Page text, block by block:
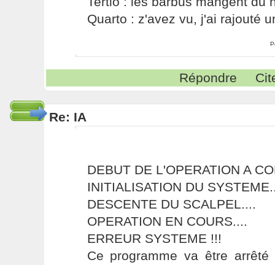
Quarto : z'avez vu, j'ai rajouté
Répondre
Re: IA
DEBUT DE L'OPERATION A
INITIALISATION DU
DESCENTE DU SCALPEL....
OPERATION EN COURS....
ERREUR SYSTEME !!!
Ce programme va être